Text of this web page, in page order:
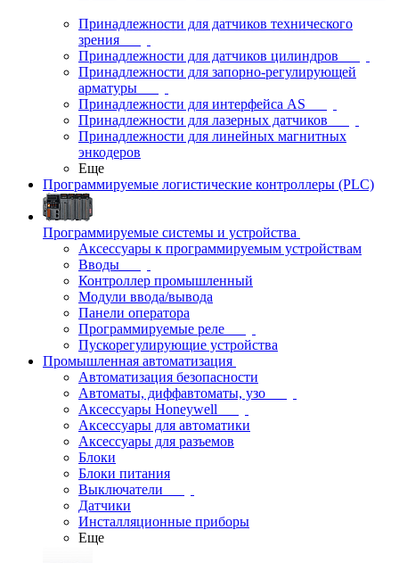
Принадлежности для датчиков технического
зрения
Принадлежности для датчиков цилиндров
Принадлежности для запорно-регулирующей
арматуры
Принадлежности для интерфейса AS
Принадлежности для лазерных датчиков
Принадлежности для линейных магнитных
энкодеров
Еще
Программируемые логистические контроллеры (PLC)
Программируемые системы и устройства
Аксессуары к программируемым устройствам
Вводы
Контроллер промышленный
Модули ввода/вывода
Панели оператора
Программируемые реле
Пускорегулирующие устройства
Промышленная автоматизация
Автоматизация безопасности
Автоматы, диффавтоматы, узо
Аксессуары Honeywell
Аксессуары для автоматики
Аксессуары для разъемов
Блоки
Блоки питания
Выключатели
Датчики
Инсталляционные приборы
Еще